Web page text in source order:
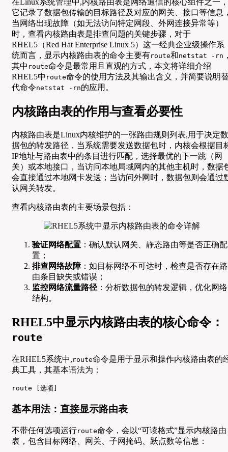
在Linux系统管理中,内核路由表是网络通信的核心组件之一，
它记录了数据包传输的目标路径及对应的网关、接口等信息
当网络出现故障（如无法访问特定网段、外网连接异常等）
时，查看内核路由表是排查问题的关键步骤，对于
RHEL5（Red Hat Enterprise Linux 5）这一经典企业级操作系
统而言，显示内核路由表的命令主要有route和netstat -rn
其中 route命令是最常用且直观的方式，本文将详细介绍
RHEL5中 route命令的使用方法及其输出含义，并简要说明
代命令netstat -rn的应用。
内核路由表的作用与查看必要性
内核路由表是Linux内核维护的一张路由规则列表,用于决定数
据包的转发路径，当系统需要发送数据包时，内核会根据目
IP地址与路由表中的条目进行匹配，选择最优的下一跳（网
关）或本地接口，当访问本地局域网内的其他主机时，数据
会直接通过本地网卡发送；当访问外网时，数据包则会通过
认网关转发。
查看内核路由表的主要场景包括：
验证网络配置 ：确认默认网关、静态路由等是否正确配
置；
排查网络故障：如目标网络不可达时，检查是否存在路
由条目缺失或错误；
监控网络流量路径 ：分析数据包的转发逻辑，优化网络
结构。
RHEL5中显示内核路由表的核心命令：
route
在RHEL5系统中, route命令是用于显示和操作内核路由表的
典工具，其基本语法为：
route [选项]
基本用法：直接显示路由表
不带任何选项运行route命令，会以“可读格式”显示内核路由
表，包含目标网络、网关、子网掩码、跃点数等信息：